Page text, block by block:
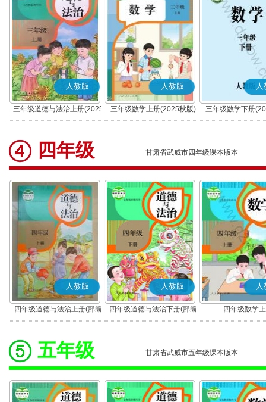
人教版
三年级道德与法治上册(2025
秋版)(部编版)
人教版
三年级数学上册(2025秋版)
人
三年级数学下册
四年级 甘肃省武威市四年级课本版本
人教版
四年级道德与法治上册(部编
版)
人教版
四年级道德与法治下册(部编
版)
人
四年级数学
五年级 甘肃省武威市五年级课本版本